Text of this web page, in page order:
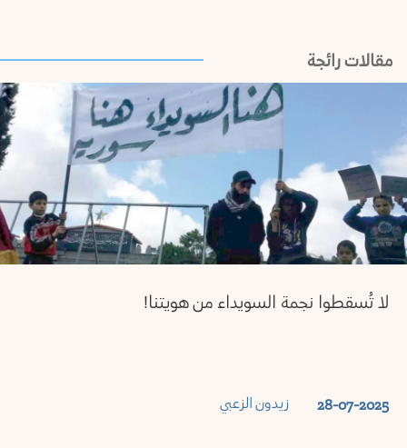
مقالات رائجة
لا تُسقطوا نجمة السويداء من هويتنا!
زيدون الزعبي 28-07-2025